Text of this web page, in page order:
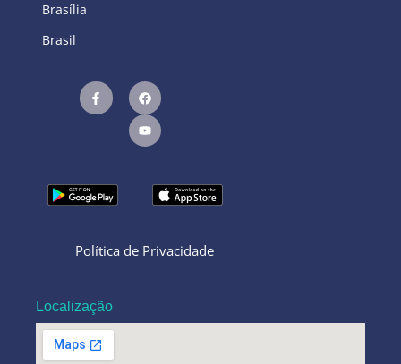
Brasília
Brasil
Política de Privacidade
Localização